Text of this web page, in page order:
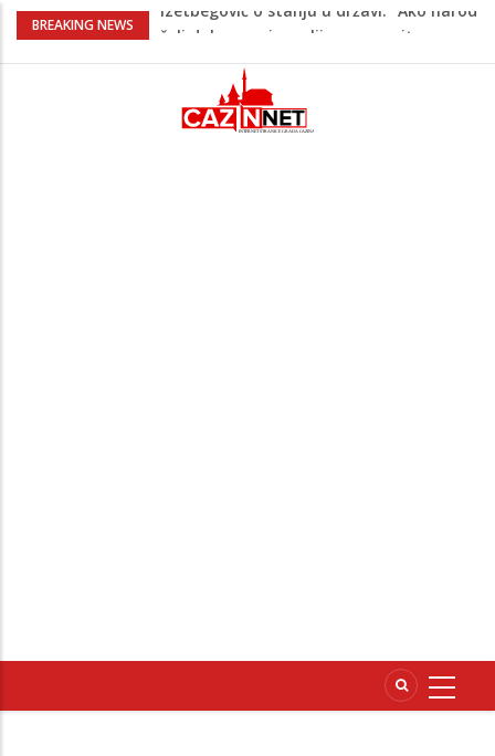
BREAKING NEWS
Supruga izraelskog premijera suočava se
Pentagon zabrinut zbog smanjenih
zaliha, od vojne industrije traži ubrzanje